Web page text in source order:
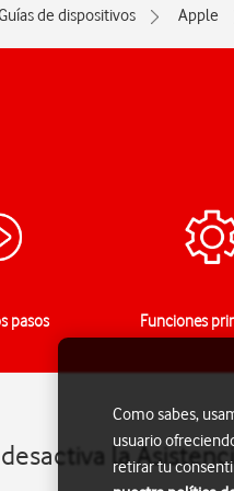
de dispositivos Apple
pasos Funciones
la
Como sabes,
usuario
retirar tu